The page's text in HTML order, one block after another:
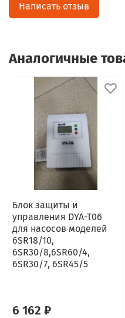
Написать отзыв
Аналогичные
Блок защиты и
управления DYA-T06
для насосов моделей
6SR18/10,
6SR30/8,6SR60/4,
6SR30/7, 6SR45/5
6 162 ₽